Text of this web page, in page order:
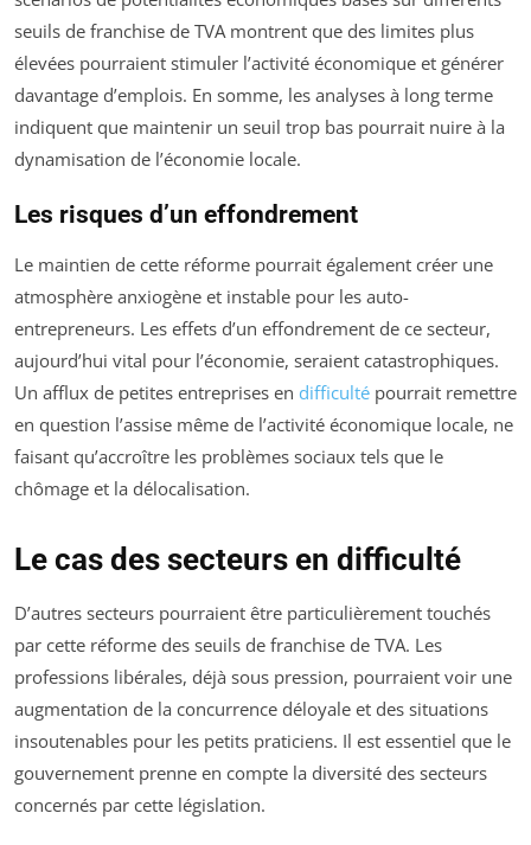
seuils de franchise de TVA montrent que des limites plus
élevées pourraient stimuler l’activité économique et générer
davantage d’emplois. En somme, les analyses à long terme
indiquent que maintenir un seuil trop bas pourrait nuire à la
dynamisation de l’économie locale.
Les risques d’un effondrement
Le maintien de cette réforme pourrait également créer une
atmosphère anxiogène et instable pour les auto-
entrepreneurs. Les effets d’un effondrement de ce secteur,
aujourd’hui vital pour l’économie, seraient catastrophiques.
Un afflux de petites entreprises en difficulté pourrait remettre
en question l’assise même de l’activité économique locale, ne
faisant qu’accroître les problèmes sociaux tels que le
chômage et la délocalisation.
Le cas des secteurs en difficulté
D’autres secteurs pourraient être particulièrement touchés
par cette réforme des seuils de franchise de TVA. Les
professions libérales, déjà sous pression, pourraient voir une
augmentation de la concurrence déloyale et des situations
insoutenables pour les petits praticiens. Il est essentiel que le
gouvernement prenne en compte la diversité des secteurs
concernés par cette législation.